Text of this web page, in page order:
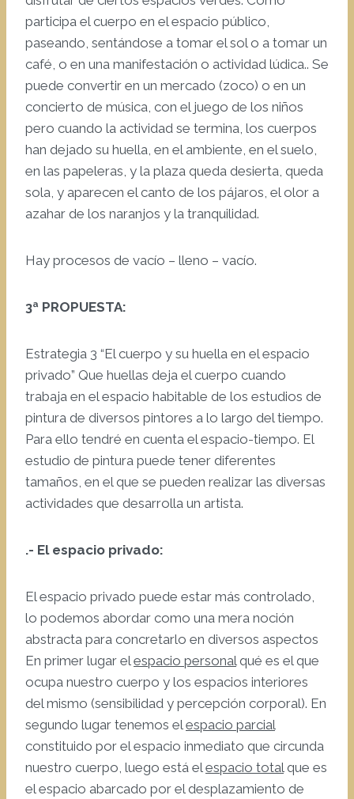
participa el cuerpo en el espacio público,
paseando, sentándose a tomar el sol o a tomar un
café, o en una manifestación o actividad lúdica.. Se
puede convertir en un mercado (zoco) o en un
concierto de música, con el juego de los niños
pero cuando la actividad se termina, los cuerpos
han dejado su huella, en el ambiente, en el suelo,
en las papeleras, y la plaza queda desierta, queda
sola, y aparecen el canto de los pájaros, el olor a
azahar de los naranjos y la tranquilidad.
Hay procesos de vacío – lleno – vacío.
3ª PROPUESTA:
Estrategia 3 “El cuerpo y su huella en el espacio
privado” Que huellas deja el cuerpo cuando
trabaja en el espacio habitable de los estudios de
pintura de diversos pintores a lo largo del tiempo.
Para ello tendré en cuenta el espacio-tiempo. El
estudio de pintura puede tener diferentes
tamaños, en el que se pueden realizar las diversas
actividades que desarrolla un artista.
.- El espacio privado:
El espacio privado puede estar más controlado,
lo podemos abordar como una mera noción
abstracta para concretarlo en diversos aspectos
En primer lugar elespacio personalqué es el que
ocupa nuestro cuerpo y los espacios interiores
del mismo (sensibilidad y percepción corporal). En
segundo lugar tenemos elespacio parcial
constituido por el espacio inmediato que circunda
nuestro cuerpo, luego está elespacio totalque es
el espacio abarcado por el desplazamiento de